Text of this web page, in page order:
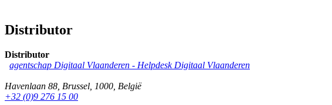
Distributor
Distributor
agentschap Digitaal Vlaanderen - Helpdesk Digitaal Vlaanderen
Havenlaan 88 Brussel 1000 België
+32 (0)9 276 15 00